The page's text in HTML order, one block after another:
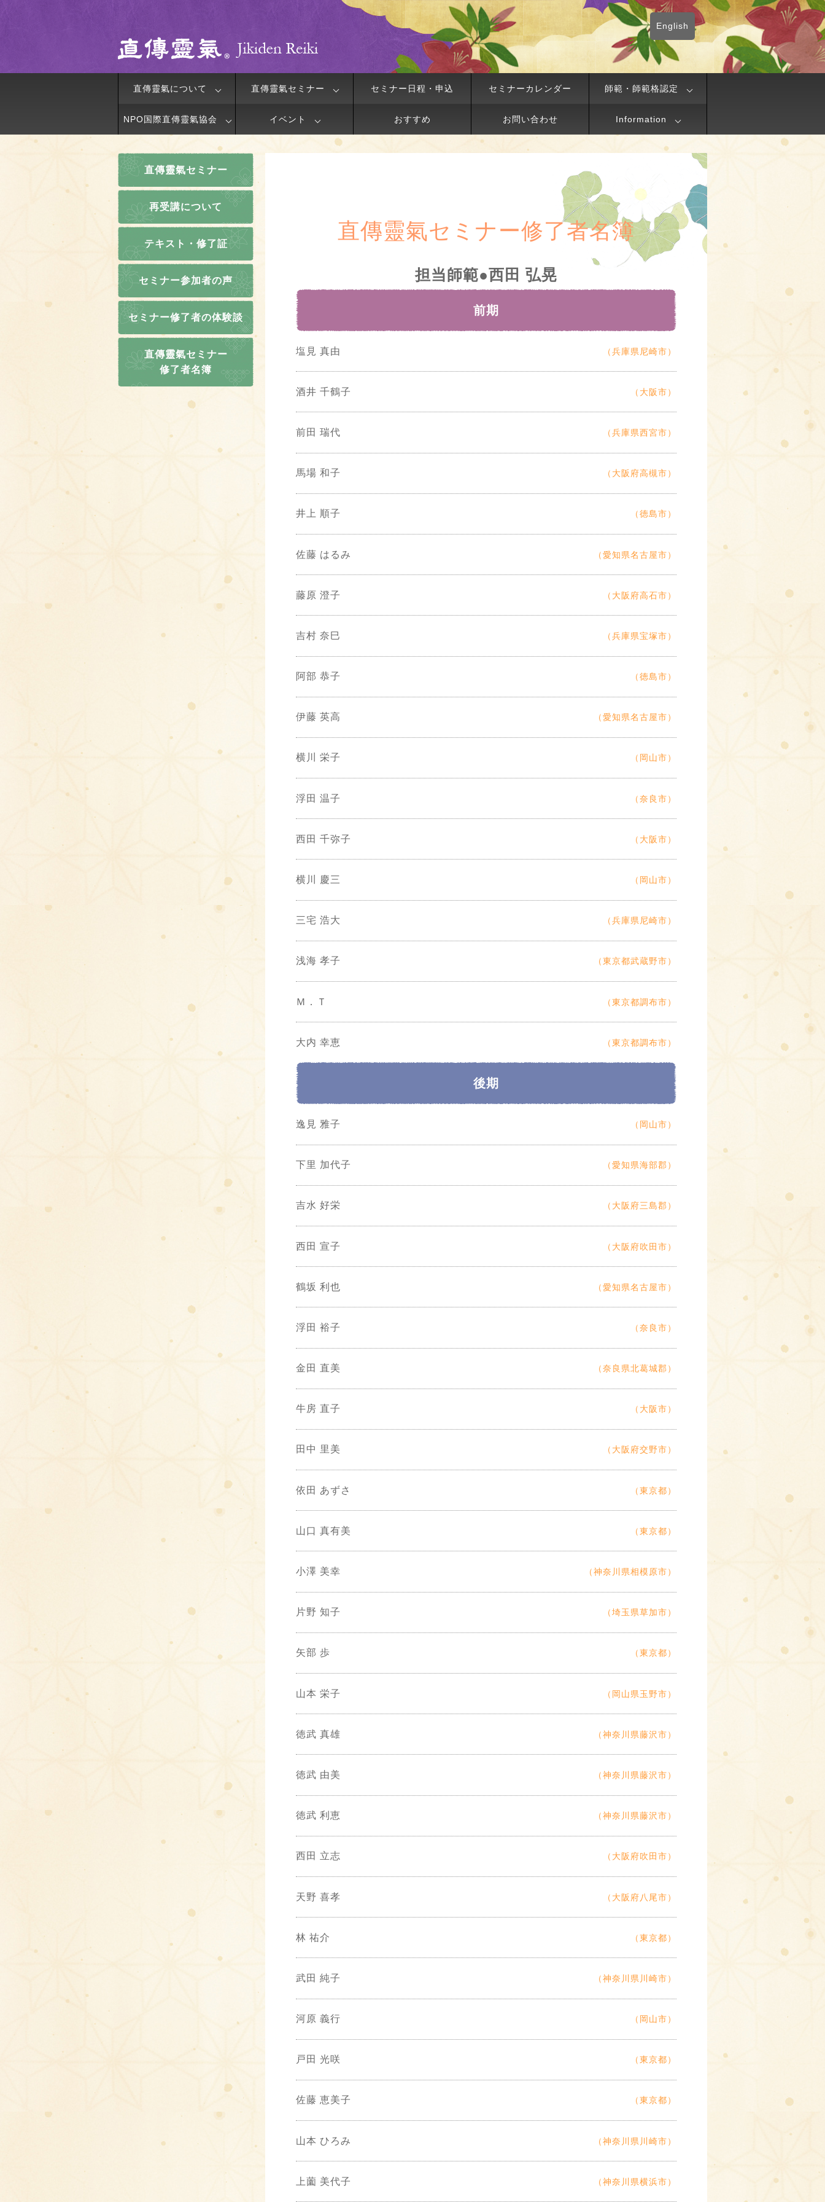
English
直傳靈氣について 直傳靈氣セミナー セミナー日程・申込 セミナーカレンダー 師範・師範格認定
NPO国際直傳靈氣協会 イベント おすすめ お問い合わせ Information
直傳靈氣セミナー
再受講について
テキスト・修了証
セミナー参加者の声
セミナー修了者の体験談
直傳靈氣セミナー
修了者名簿
直傳靈氣セミナー修了者名簿
担当師範●西田 弘晃
前期
塩見 真由 （兵庫県尼崎市）
酒井 千鶴子 （大阪市）
前田 瑞代 （兵庫県西宮市）
馬場 和子 （大阪府高槻市）
井上 順子 （徳島市）
佐藤 はるみ （愛知県名古屋市）
藤原 澄子 （大阪府高石市）
吉村 奈巳 （兵庫県宝塚市）
阿部 恭子 （徳島市）
伊藤 英高 （愛知県名古屋市）
横川 栄子 （岡山市）
浮田 温子 （奈良市）
西田 千弥子 （大阪市）
横川 慶三 （岡山市）
三宅 浩大 （兵庫県尼崎市）
浅海 孝子 （東京都武蔵野市）
Ｍ．Ｔ （東京都調布市）
大内 幸恵 （東京都調布市）
後期
逸見 雅子 （岡山市）
下里 加代子 （愛知県海部郡）
吉水 好栄 （大阪府三島郡）
西田 宣子 （大阪府吹田市）
鶴坂 利也 （愛知県名古屋市）
浮田 裕子 （奈良市）
金田 直美 （奈良県北葛城郡）
牛房 直子 （大阪市）
田中 里美 （大阪府交野市）
依田 あずさ （東京都）
山口 真有美 （東京都）
小澤 美幸 （神奈川県相模原市）
片野 知子 （埼玉県草加市）
矢部 歩 （東京都）
山本 栄子 （岡山県玉野市）
徳武 真雄 （神奈川県藤沢市）
徳武 由美 （神奈川県藤沢市）
徳武 利恵 （神奈川県藤沢市）
西田 立志 （大阪府吹田市）
天野 喜孝 （大阪府八尾市）
林 祐介 （東京都）
武田 純子 （神奈川県川崎市）
河原 義行 （岡山市）
戸田 光咲 （東京都）
佐藤 恵美子 （東京都）
山本 ひろみ （神奈川県川崎市）
上薗 美代子 （神奈川県横浜市）